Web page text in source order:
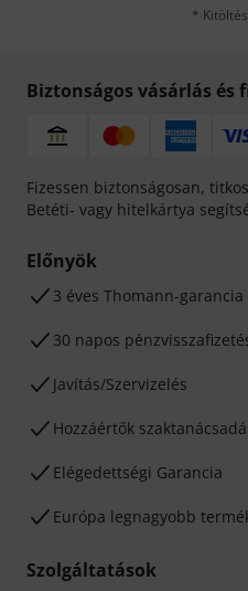
*
Biztonságos vásárlás és
Fizessen biztonságosan,
Betéti- vagy hitelkártya
Előnyök
3 éves Thomann-garancia
30 napos
Javítás/Szervizelés
Hozzáértők
Elégedettségi Garancia
Európa legnagyobb
Szolgáltatások